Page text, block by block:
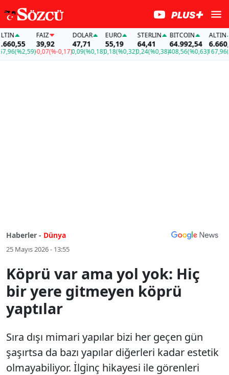
(%2,59)
FAİZ
39,92
-0,07(%-0,17)
DOLAR
47,71
0,09(%0,18)
EURO
55,19
0,18(%0,32)
STERLIN
64,41
0,24(%0,38)
BITCOIN
64.992,54
408,56(%0,63)
ALTIN
6.660,55
167,96
Haberler - Dünya
25 Mayıs 2026 - 13:55
Köprü var ama yol yok: Hiç
bir yere gitmeyen köprü
yaptılar
Sıra dışı mimari yapılar bizi her geçen gün
şaşırtsa da bazı yapılar diğerleri kadar estetik
olmayabiliyor. İlginç hikayesi ile görenleri